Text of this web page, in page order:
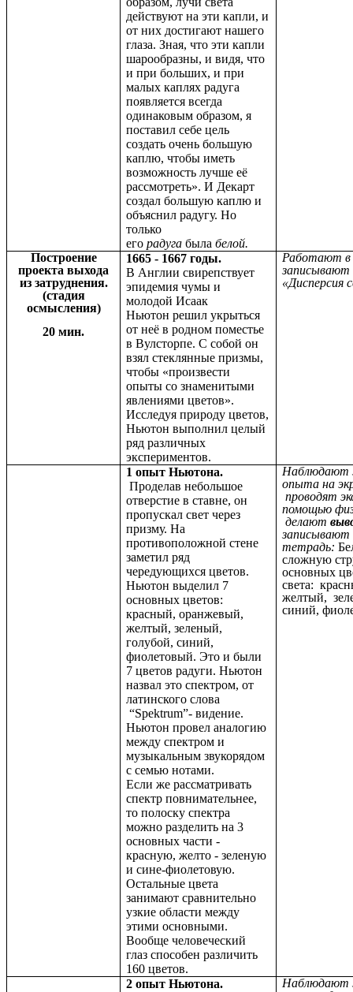
действуют на эти капли, и
от них достигают нашего
глаза. Зная, что эти капли
шарообразны, и видя, что
и при больших, и при
малых каплях радуга
появляется всегда
одинаковым образом, я
поставил себе цель
создать очень большую
каплю, чтобы иметь
возможность лучше её
рассмотреть». И Декарт
создал большую каплю и
объяснил радугу. Но
только
его радуга была белой.
Построение
проекта выхода
из затруднения.
(стадия
осмысления)
20 мин.
1665 - 1667 годы.
В Англии свирепствует
эпидемия чумы и
молодой Исаак
Ньютон решил укрыться
от неё в родном поместье
в Вулсторпе. С собой он
взял стеклянные призмы,
чтобы «произвести
опыты со знаменитыми
явлениями цветов».
Исследуя природу цветов,
Ньютон выполнил целый
ряд различных
экспериментов.
Работают
записывают
«Дисперсия
1 опыт Ньютона.
Проделав небольшое
отверстие в ставне, он
пропускал свет через
призму. На
противоположной стене
заметил ряд
чередующихся цветов.
Ньютон выделил 7
основных цветов:
красный, оранжевый,
желтый, зеленый,
голубой, синий,
фиолетовый. Это и были
7 цветов радуги. Ньютон
назвал это спектром, от
латинского слова
“Spektrum”- видение.
Ньютон провел аналогию
между спектром и
музыкальным звукорядом
с семью нотами.
Если же рассматривать
спектр повнимательнее,
то полоску спектра
можно разделить на 3
основных части -
красную, желто - зеленую
и сине-фиолетовую.
Остальные цвета
занимают сравнительно
узкие области между
этими основными.
Вообще человеческий
глаз способен различить
160 цветов.
Наблюдают
опыта на
проводят
помощью
делают
записывают
тетрадь:
сложную
основных
света:
желтый,
синий,
2 опыт Ньютона.
Наблюдают